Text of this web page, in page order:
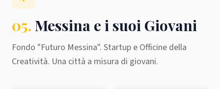
05. Messina e i suoi Giovani
Fondo "Futuro Messina". Startup e Officine della
Creatività. Una città a misura di giovani.